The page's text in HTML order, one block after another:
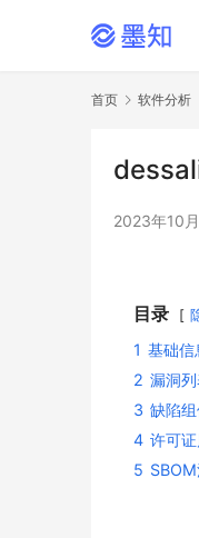
首页 软件分析
2023年10
目录
1 基础信
2 漏洞列
3 缺陷
4 许可
5